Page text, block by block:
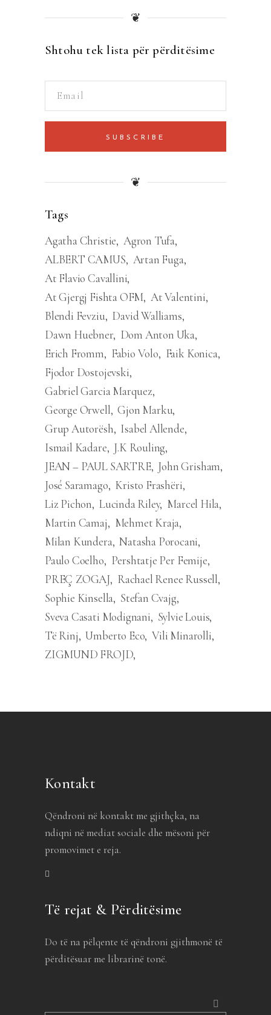
❦
Shtohu tek lista për përditësime
SUBSCRIBE
❦
Tags
Agatha Christie Agron Tufa
ALBERT CAMUS Artan Fuga
At Flavio Cavallini
At Gjergj Fishta OFM At Valentini
Blendi Fevziu David Walliams
Dawn Huebner Dom Anton Uka
Erich Fromm
Fabio Volo
Faik Konica
Fjodor Dostojevski
Gabriel Garcia Marquez
George Orwell Gjon Marku
Grup Autorësh Isabel Allende
Ismail Kadare J.K Rouling
JEAN – PAUL SARTRE John Grisham
José Saramago Kristo Frashëri
Liz Pichon Lucinda Riley Marcel Hila
Martin Camaj
Mehmet Kraja
Milan Kundera Natasha Porocani
Paulo Coelho
Pershtatje Per Femije
PREÇ ZOGAJ
Rachael Renee Russell
Sophie Kinsella Stefan Cvajg
Sveva Casati Modignani
Sylvie Louis
Të Rinj Umberto Eco Vili Minarolli
ZIGMUND FROJD
Kontakt
Qëndroni në kontakt me gjithçka, na
ndiqni në mediat sociale dhe mësoni për
promovimet e reja.
Të rejat & Përditësime
Do të na pëlqente të qëndroni gjithmonë të
përditësuar me librarinë tonë.